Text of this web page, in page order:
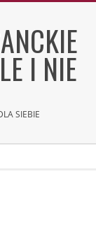
I NIE
SIEBIE